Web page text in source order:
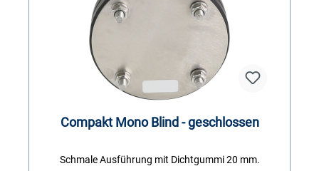
Compakt Mono Blind - geschlossen
Schmale Ausführung mit Dichtgummi 20 mm.